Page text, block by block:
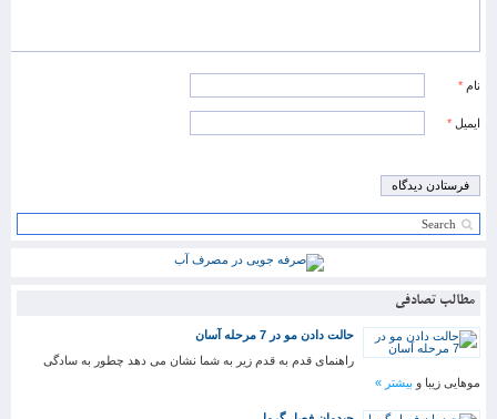
نام *
ایمیل *
مطالب تصادفی
حالت دادن مو در 7 مرحله آسان
راهنمای قدم به قدم زیر به شما نشان می دهد چطور به سادگی
موهایی زیبا و بیشتر »